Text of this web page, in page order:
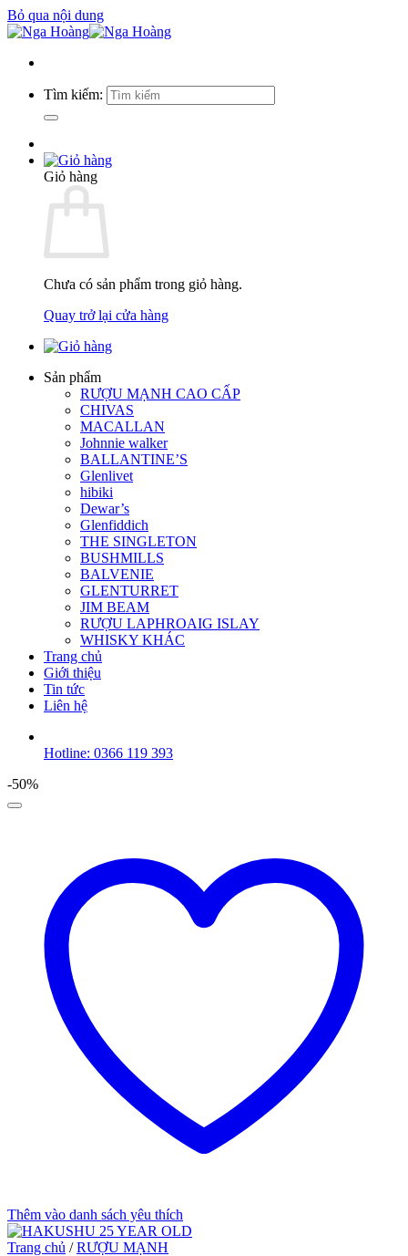
Bỏ qua nội dung
Tìm kiếm:
Giỏ hàng
Chưa có sản phẩm trong giỏ hàng.
Quay trở lại cửa hàng
Sản phẩm
RƯỢU MẠNH CAO CẤP
CHIVAS
MACALLAN
Johnnie walker
BALLANTINE’S
Glenlivet
hibiki
Dewar’s
Glenfiddich
THE SINGLETON
BUSHMILLS
BALVENIE
GLENTURRET
JIM BEAM
RƯỢU LAPHROAIG ISLAY
WHISKY KHÁC
Trang chủ
Giới thiệu
Tin tức
Liên hệ
Hotline: 0366 119 393
-50%
Thêm vào danh sách yêu thích
Trang chủ / RƯỢU MẠNH